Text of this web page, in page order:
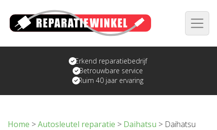
Erkend reparatiebedrijf
Betrouwbare service
Ruim 40 jaar ervaring
Home >Autosleutel reparatie > Daihatsu > Daihatsu